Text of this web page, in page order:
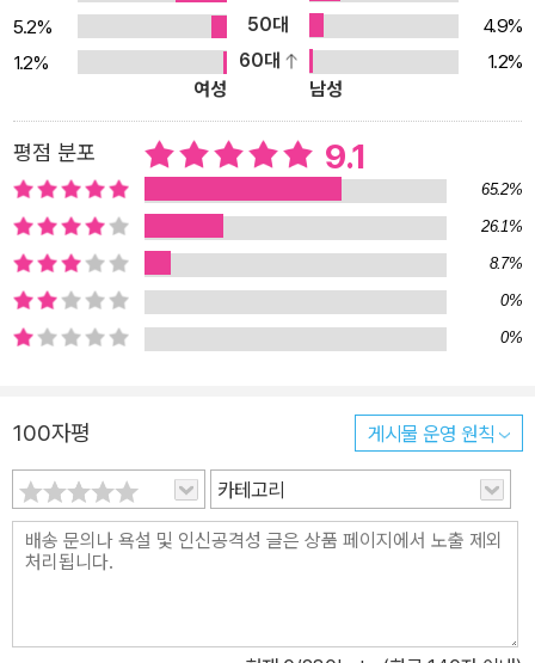
5.2%
50대
4.9%
1.2%
60대
1.2%
여성
남성
평점 분포 9.1
65.2%
26.1%
8.7%
0%
0%
100자평 게시물 운영 원칙
카테고리